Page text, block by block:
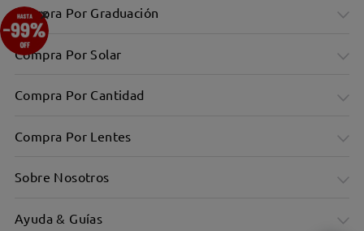
Compra Por Graduación
Compra Por Solar
Compra Por Cantidad
Compra Por Lentes
Sobre Nosotros
Ayuda & Guías
×